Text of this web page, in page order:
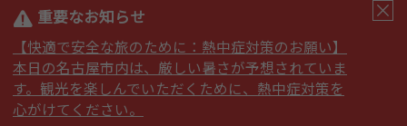
重要なお知らせ
【快適で安全な旅のために：熱中症対策のお願い】
本日の名古屋市内は、厳しい暑さが予想されていま
す。観光を楽しんでいただくために、熱中症対策を
心がけてください。